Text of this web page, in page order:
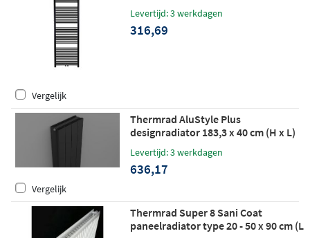
Levertijd: 3 werkdagen
316,69
Vergelijk
Thermrad AluStyle Plus
designradiator 183,3 x 40 cm (H x L)
Levertijd: 3 werkdagen
636,17
Vergelijk
Thermrad Super 8 Sani Coat
paneelradiator type 20 - 50 x 90 cm (L